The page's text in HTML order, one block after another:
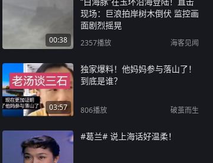
00:38
现场：巨浪拍岸树木倒伏 监控画
面剧烈摇晃
2357播放 海客见闻
03:57
独家爆料！他妈妈参与落山了！
到底是谁？
806播放 破茧而生
#葛兰# 说上海话好温柔！